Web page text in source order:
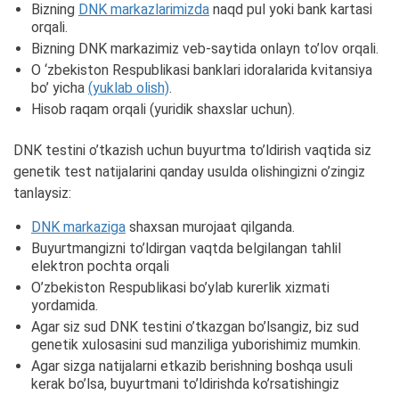
Bizning DNK markazlarimizda naqd pul yoki bank kartasi
orqali.
Bizning DNK markazimiz veb-saytida onlayn to’lov orqali.
O ‘zbekiston Respublikasi banklari idoralarida kvitansiya
bo’ yicha (yuklab olish).
Hisob raqam orqali (yuridik shaxslar uchun).
DNK testini o’tkazish uchun buyurtma to’ldirish vaqtida siz
genetik test natijalarini qanday usulda olishingizni o’zingiz
tanlaysiz:
DNK markaziga shaxsan murojaat qilganda.
Buyurtmangizni to’ldirgan vaqtda belgilangan tahlil
elektron pochta orqali
O’zbekiston Respublikasi bo’ylab kurerlik xizmati
yordamida.
Agar siz sud DNK testini o’tkazgan bo’lsangiz, biz sud
genetik xulosasini sud manziliga yuborishimiz mumkin.
Agar sizga natijalarni etkazib berishning boshqa usuli
kerak bo’lsa, buyurtmani to’ldirishda ko’rsatishingiz